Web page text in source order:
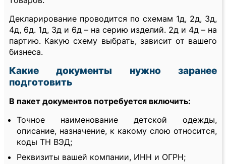
Декларирование проводится по схемам 1д, 2д, 3д,
4д, 6д. 1д, 3д и 6д – на серию изделий. 2д и 4д – на
партию. Какую схему выбрать, зависит от вашего
бизнеса.
Какие документы нужно заранее
подготовить
В пакет документов потребуется включить:
Точное наименование детской одежды,
описание, назначение, к какому слою относится,
коды ТН ВЭД;
Реквизиты вашей компании, ИНН и ОГРН;